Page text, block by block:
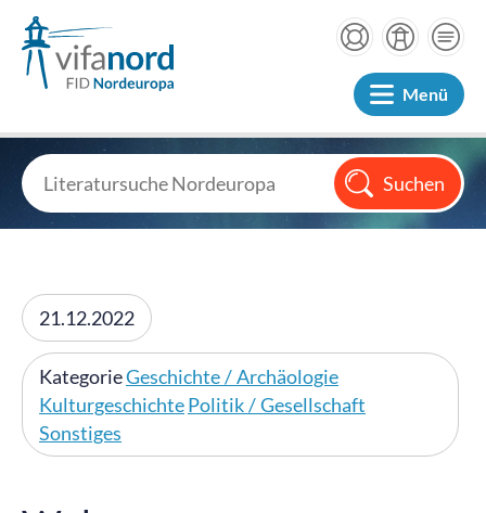
Menü
21.12.2022
KategorieGeschichte / Archäologie
KulturgeschichtePolitik / Gesellschaft
Sonstiges